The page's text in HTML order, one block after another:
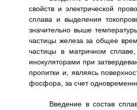
свойств и электрической
сплава и выделения
значительно выше
частицы железа за общее
частицы в матричном
инокуляторами при
пропитки и, являясь
фосфора, за счет
Введение в состав